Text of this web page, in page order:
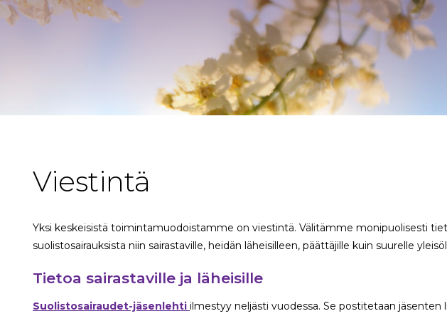
Viestintä
Yksi keskeisistä toimintamuodoistamme on viestintä. Välitämme monipuolisesti
suolistosairauksista niin sairastaville, heidän läheisilleen, päättäjille kuin suurelle
Tietoa sairastaville ja läheisille
Suolistosairaudet-jäsenlehti ilmestyy neljästi vuodessa. Se postitetaan jäsenten